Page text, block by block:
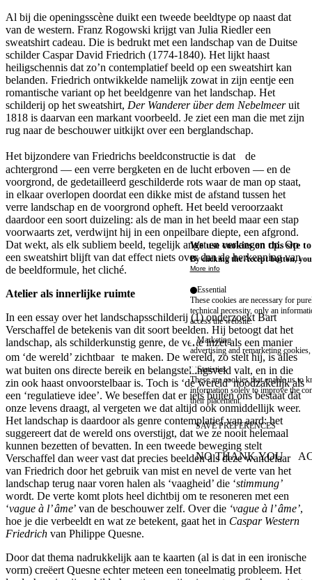
Al bij die openingsscène duikt een tweede beeldtype op naast dat
van de western. Franz Rogowski krijgt van Julia Riedler een
sweatshirt cadeau. Die is bedrukt met een landschap van de Duitse
schilder Caspar David Friedrich (1774-1840). Het lijkt haast
heiligschennis dat zo’n contemplatief beeld op een sweatshirt kan
belanden. Friedrich ontwikkelde namelijk zowat in zijn eentje een
romantische variant op het beeldgenre van het landschap. Het
schilderij op het sweatshirt, Der Wanderer über dem Nebelmeeruit
1818 is daarvan een markant voorbeeld. Je ziet een man die met zijn
rug naar de beschouwer uitkijkt over een berglandschap.
Het bijzondere van Friedrichs beeldconstructie is dat de
achtergrond — een verre bergketen en de lucht erboven — en de
voorgrond, de gedetailleerd geschilderde rots waar de man op staat,
in elkaar overlopen doordat een dikke mist de afstand tussen het
verre landschap en de voorgrond opheft. Het beeld veroorzaakt
daardoor een soort duizeling: als de man in het beeld maar een stap
voorwaarts zet, verdwijnt hij in een onpeilbare diepte, een afgrond.
Dat wekt, als elk subliem beeld, tegelijk angst en verlangen op. Op
een sweatshirt blijft van dat effect niets over dan de herkenning van
de beeldformule, het cliché.
Atelier als innerlijke ruimte
In een essay over het landschapsschilderij (1) onderzoekt Bart
Verschaffel de betekenis van dit soort beelden. Hij betoogt dat het
landschap, als schilderkunstig genre, de verte inzet als een manier
om ‘de wereld’ zichtbaar te maken. De wereld, zo stelt hij, is alles
wat buiten ons directe bereik en belangstellingsveld valt, en in die
zin ook haast onvoorstelbaar is. Toch is ‘de wereld’ noodzakelijk als
een ‘regulatieve idee’. We beseffen dat er iets buiten ons bestaat dat
onze levens draagt, al vergeten we dat altijd ook onmiddellijk weer.
Het landschap is daardoor als genre contemplatief van aard: het
suggereert dat de wereld ons overstijgt, dat we ze nooit helemaal
kunnen bezetten of bevatten. In een tweede beweging stelt
Verschaffel dan weer vast dat precies beelden als deze wandelaar
van Friedrich door het gebruik van mist en nevel de verte van het
landschap terug naar voren halen als ‘vaagheid’ die ‘stimmung’
wordt. De verte komt plots heel dichtbij om te resoneren met een
‘vague à l’ âme’ van de beschouwer zelf. Over die ‘vague à l’ âme’,
hoe je die verbeeldt en wat ze betekent, gaat het in Caspar Western
Friedrich van Philippe Quesne.
Door dat thema nadrukkelijk aan te kaarten (al is dat in een ironische
vorm) creëert Quesne echter meteen een toneelmatig probleem. Het
We use cookies on this site
By clicking the Accept button,
More info
Essential
These cookies are necessary for
technical necessity, only an
access the website.
Marketing
advertising and remarketing cookies,
Statistics
These are cookies that enable us to
information solely to improve the
their placement.
SAVE PREFERENCES
NO THANK YOU
WITHDRAW